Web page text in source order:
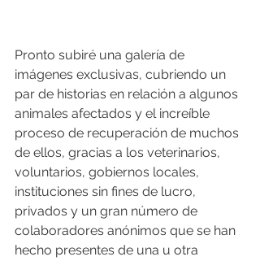
Pronto subiré una galería de
imágenes exclusivas, cubriendo un
par de historias en relación a algunos
animales afectados y el increíble
proceso de recuperación de muchos
de ellos, gracias a los veterinarios,
voluntarios, gobiernos locales,
instituciones sin fines de lucro,
privados y un gran número de
colaboradores anónimos que se han
hecho presentes de una u otra